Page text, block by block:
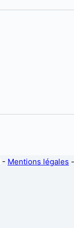
- Mentions légales -